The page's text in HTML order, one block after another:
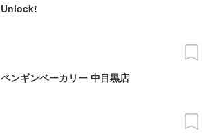
Unlock!
ペンギンベーカリー 中目黒店